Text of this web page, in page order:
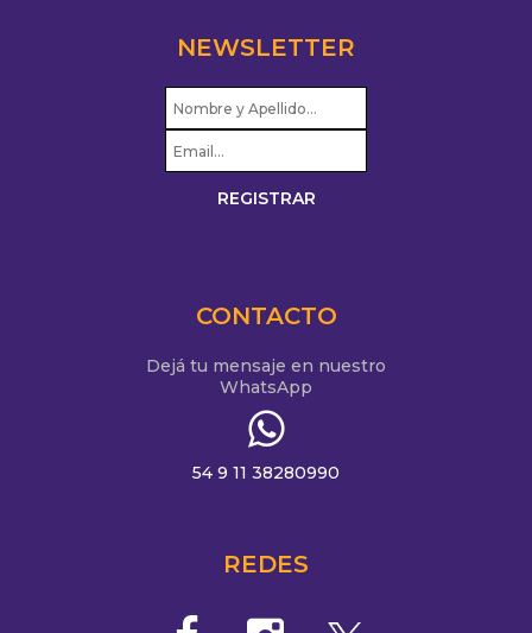
NEWSLETTER
CONTACTO
Dejá tu mensaje en nuestro
WhatsApp
54 9 11 38280990
REDES